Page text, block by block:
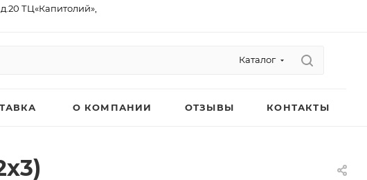
ТЦ«Капитолий»,
Каталог
О КОМПАНИИ ОТЗЫВЫ КОНТАКТЫ